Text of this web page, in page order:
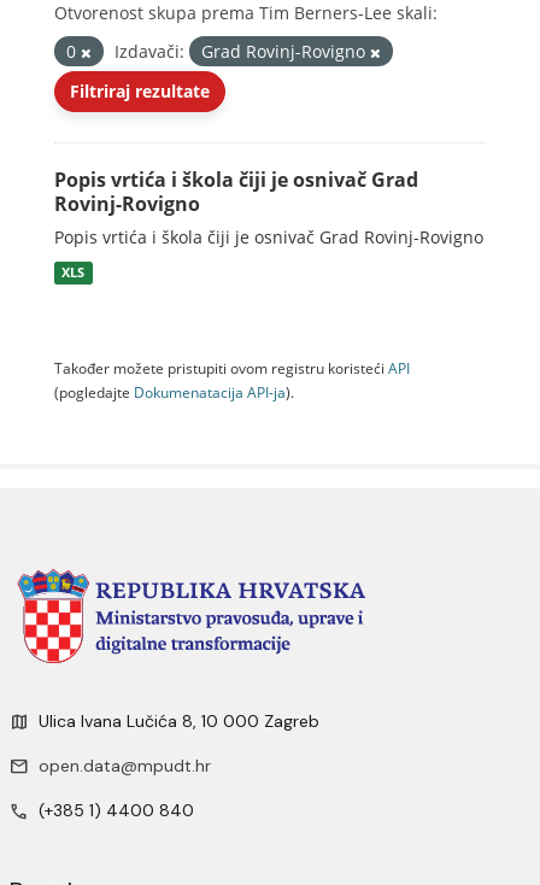
Otvorenost skupa prema Tim Berners-Lee skali:
0
Izdavači:
Grad Rovinj-Rovigno
Filtriraj rezultate
Popis vrtića i škola čiji je osnivač Grad
Rovinj-Rovigno
Popis vrtića i škola čiji je osnivač Grad Rovinj-Rovigno
XLS
Također možete pristupiti ovom registru koristeći API
(pogledajte Dokumenаtаcijа API-jа).